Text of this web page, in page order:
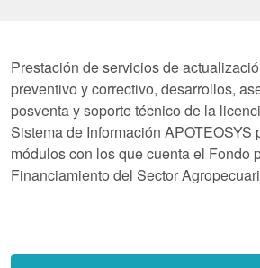
Prestación de servicios de
preventivo y correctivo, desarrollos,
posventa y soporte técnico de la
Sistema de Información APOTEOSYS
módulos con los que cuenta el Fondo
Financiamiento del Sector